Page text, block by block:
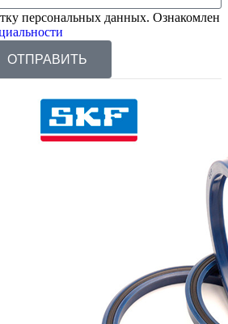
персональных данных. Ознакомлен
ОТПРАВИТЬ